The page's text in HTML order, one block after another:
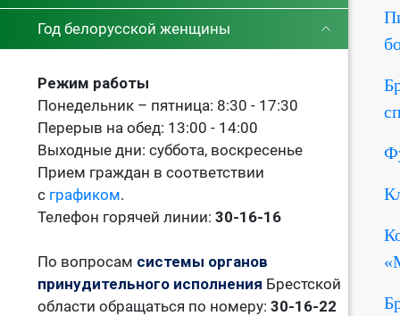
Год белорусской женщины
Режим работы
Понедельник – пятница: 8:30 - 17:30
Перерыв на обед: 13:00 - 14:00
Выходные дни: суббота, воскресенье
Прием граждан в соответствии
с графиком.
Телефон горячей линии: 30-16-16
По вопросам системы органов
принудительного исполнения Брестской
области обращаться по номеру: 30-16-22